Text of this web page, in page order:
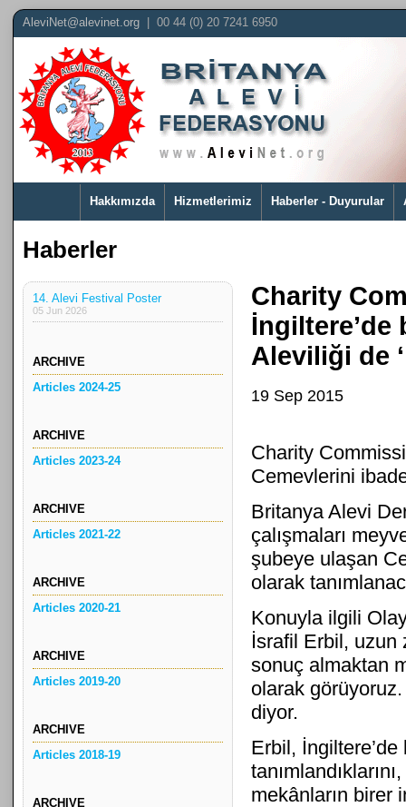
AleviNet@alevinet.org | 00 44 (0) 20 7241 6950
Hakkımızda Hizmetlerimiz Haberler - Duyurular
Haberler
14. Alevi Festival Poster
05 Jun 2026
ARCHIVE
Articles 2024-25
ARCHIVE
Articles 2023-24
ARCHIVE
Articles 2021-22
ARCHIVE
Articles 2020-21
ARCHIVE
Articles 2019-20
ARCHIVE
Articles 2018-19
ARCHIVE
Charity
Aleviliği de
19 Sep 2015
Charity
Cemevlerini
Britanya Alevi
çalışmaları
şubeye ulaşan
olarak
Konuyla ilgili
İsrafil Erbil, uzun
sonuç almaktan
olarak görüyoruz.
diyor.
Erbil,
mekânların birer